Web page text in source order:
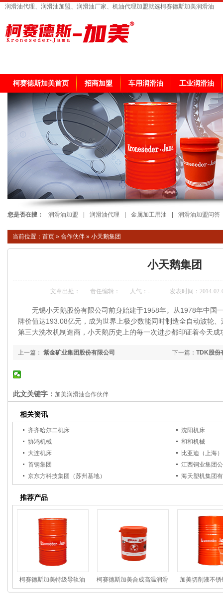
润滑油代理、润滑油加盟、润滑油厂家、机油代理加盟就选柯赛德斯加美润滑油
柯赛德斯加美首页 招商加盟 车用润滑油 工业润滑油
您是否在搜： 润滑油加盟 润滑油代理 金属加工用油 润滑油加盟问答
当前位置： 首页 » 合作伙伴 » 小天鹅集团
小天鹅集团
文章出处： 责任编辑： 人气： - 发表时间：2014-02-
无锡小天鹅股份有限公司前身始建于1958年。从1978年中国
牌价值达193.08亿元，成为世界上极少数能同时制造全自动波轮
第三大洗衣机制造商，小天鹅历史上的每一次进步都印证着今天成
下一篇： TDK股份
上一篇： 紫金矿业集团股份有限公司
此文关键字： 加美润滑油合作伙伴
相关资讯
齐齐哈尔二机床
沈阳机床
协鸿机械
和和机械
大连机床
比亚迪（上海）
首钢集团
江西铜业集团
京东方科技集团（苏州基地）
海天塑机集团
推荐产品
柯赛德斯加美特级导轨油
TS系列
柯赛德斯加美合成高温润滑
脂JMG468
加美切削液不
MB10062